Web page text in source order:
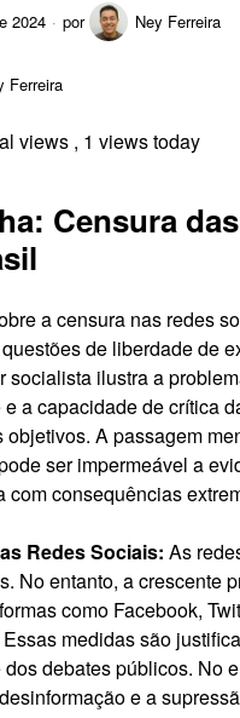
2024 por Ney Ferreira
Ferreira
views , 1 views today
Censura
a censura nas redes
de liberdade de
socialista ilustra a
a capacidade de crítica
objetivos. A passagem
ser impermeável a
com consequências
Redes Sociais: As
No entanto, a crescente
como Facebook,
medidas são
debates públicos. No
e a